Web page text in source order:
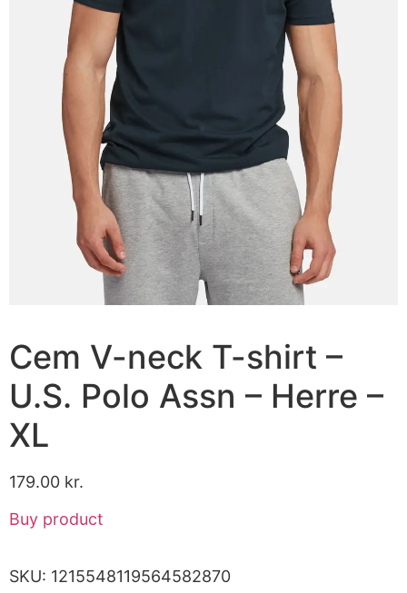
Cem V-neck T-shirt –
U.S. Polo Assn – Herre –
XL
179.00 kr.
Buy product
SKU: 1215548119564582870